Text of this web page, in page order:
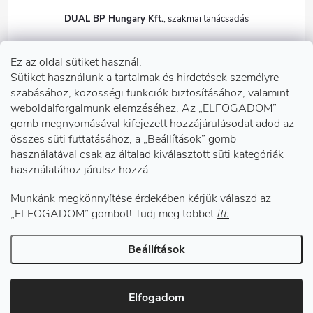
Ez az oldal sütiket használ.
Sütiket használunk a tartalmak és hirdetések személyre
szabásához, közösségi funkciók biztosításához, valamint
weboldalforgalmunk elemzéséhez. Az „ELFOGADOM”
gomb megnyomásával kifejezett hozzájárulásodat adod az
összes süti futtatásához, a „Beállítások” gomb
használatával csak az általad kiválasztott süti kategóriák
használatához járulsz hozzá.
Munkánk megkönnyítése érdekében kérjük válaszd az
„ELFOGADOM” gombot! Tudj meg többet itt.
Beállítások
Elfogadom
Információk önnek
Telephelyeink
Facebook
DUAL BP Hungary Kft.
dualbp.hu
Shoptet készítette
Copyright 2026DUAL BP Hungary Kft.. Minden jog fenntartva.Süti
beállítások szerkesztése